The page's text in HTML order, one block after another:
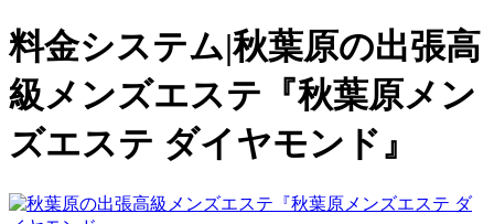
料金システム|秋葉原の出張高
級メンズエステ『秋葉原メン
ズエステ ダイヤモンド』